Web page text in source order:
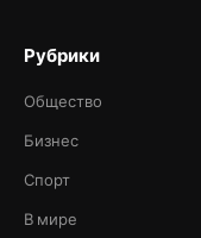
Рубрики
Общество
Бизнес
Спорт
В мире